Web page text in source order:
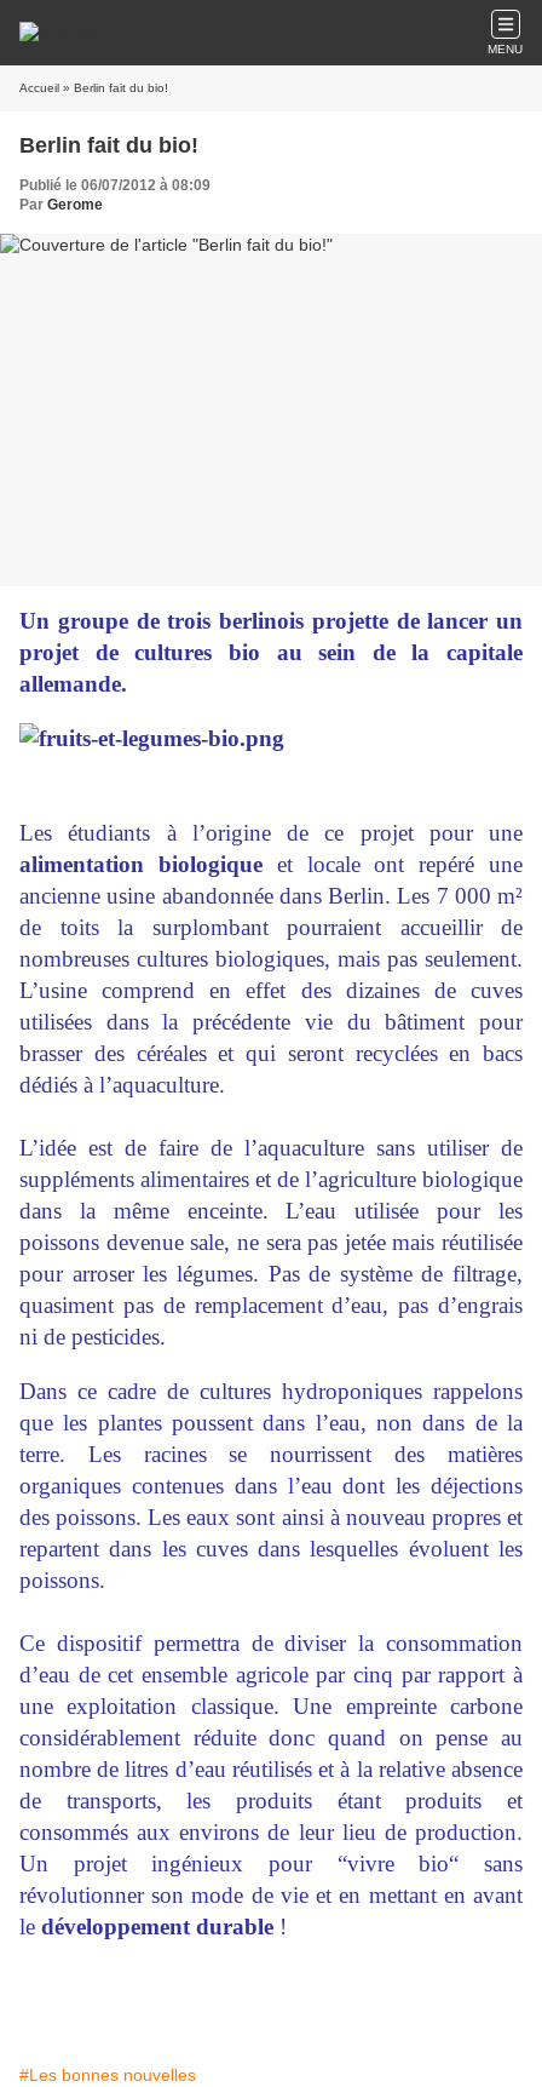
MENU
Accueil » Berlin fait du bio!
Berlin fait du bio!
Publié le 06/07/2012 à 08:09
Par Gerome
Un groupe de trois berlinois projette de lancer un
projet de cultures bio au sein de la capitale
allemande.
Les étudiants à l’origine de ce projet pour une
alimentation biologiqueet locale ont repéré une
ancienne usine abandonnée dans Berlin. Les 7 000 m²
de toits la surplombant pourraient accueillir de
nombreuses cultures biologiques, mais pas seulement.
L’usine comprend en effet des dizaines de cuves
utilisées dans la précédente vie du bâtiment pour
brasser des céréales et qui seront recyclées en bacs
dédiés à l’aquaculture.
L’idée est de faire de l’aquaculture sans utiliser de
suppléments alimentaires et de l’agriculture biologique
dans la même enceinte. L’eau utilisée pour les
poissons devenue sale, ne sera pas jetée mais réutilisée
pour arroser les légumes. Pas de système de filtrage,
quasiment pas de remplacement d’eau, pas d’engrais
ni de pesticides.
Dans ce cadre de cultures hydroponiques rappelons
que les plantes poussent dans l’eau, non dans de la
terre. Les racines se nourrissent des matières
organiques contenues dans l’eau dont les déjections
des poissons. Les eaux sont ainsi à nouveau propres et
repartent dans les cuves dans lesquelles évoluent les
poissons.
Ce dispositif permettra de diviser la consommation
d’eau de cet ensemble agricole par cinq par rapport à
une exploitation classique. Une empreinte carbone
considérablement réduite donc quand on pense au
nombre de litres d’eau réutilisés et à la relative absence
de transports, les produits étant produits et
consommés aux environs de leur lieu de production.
Un projet ingénieux pour “vivre bio“ sans
révolutionner son mode de vie et en mettant en avant
le développement durable !
#Les bonnes nouvelles